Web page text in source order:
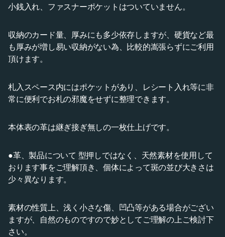
小銭入れ、ファスナーポケットはついていません。
収納のカード量、厚みにも多少依存しますが、硬貨など最
も厚みが増し易い収納がない為、比較的嵩張らずにご利用
頂けます。
札入スペース内にはポケットがあり、レシート入れ等に非
常に便利でお札の邪魔をせずに整理できます。
本体表の革は継ぎ接ぎ無しの一枚仕上げです。
●革、製品について 型押しではなく、天然素材を使用して
おります事をご理解頂き、個体によって斑の並び大きさは
少々異なります。
素材の性質上、浅く小さな傷、凹凸等がある場合がござい
ますが、自然のものですので妙としてご理解の上ご検討下
さい。